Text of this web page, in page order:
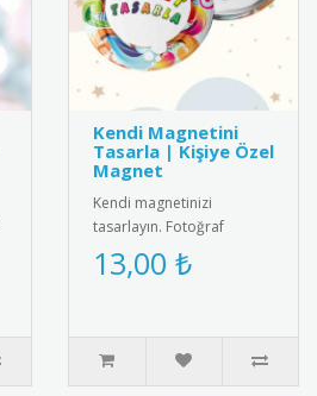
Kendi Magnetini
Tasarla | Kişiye Özel
Magnet
Kendi magnetinizi
tasarlayın. Fotoğraf
ekleyin, metin yazın ve
istediğiniz ölçüde kişiye
13,00 ₺